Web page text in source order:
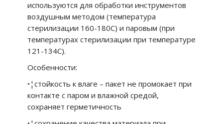
используются для обработки инструментов
воздушным методом (температура
стерилизации 160-180С) и паровым (при
температурах стерилизации при температуре
121-134С).
Особенности:
•¦стойкость к влаге – пакет не промокает при
контакте с паром и влажной средой,
сохраняет герметичность